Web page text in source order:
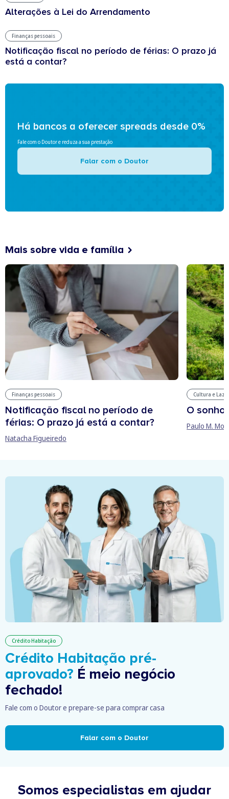
Alterações à Lei do Arrendamento
Finanças pessoais
Notificação fiscal no período de férias: O prazo já
está a contar?
Há bancos a oferecer spreads desde 0%
Fale com o Doutor e reduza a sua prestação
Falar com o Doutor
Mais sobre vida e família
Finanças pessoais
Notificação fiscal no período de
férias: O prazo já está a contar?
Natacha Figueiredo
Cultura e
O sonho
Paulo M.
Crédito Habitação
Crédito Habitação pré-
aprovado? É meio negócio
fechado!
Fale com o Doutor e prepare-se para comprar casa
Falar com o Doutor
Somos especialistas em ajudar